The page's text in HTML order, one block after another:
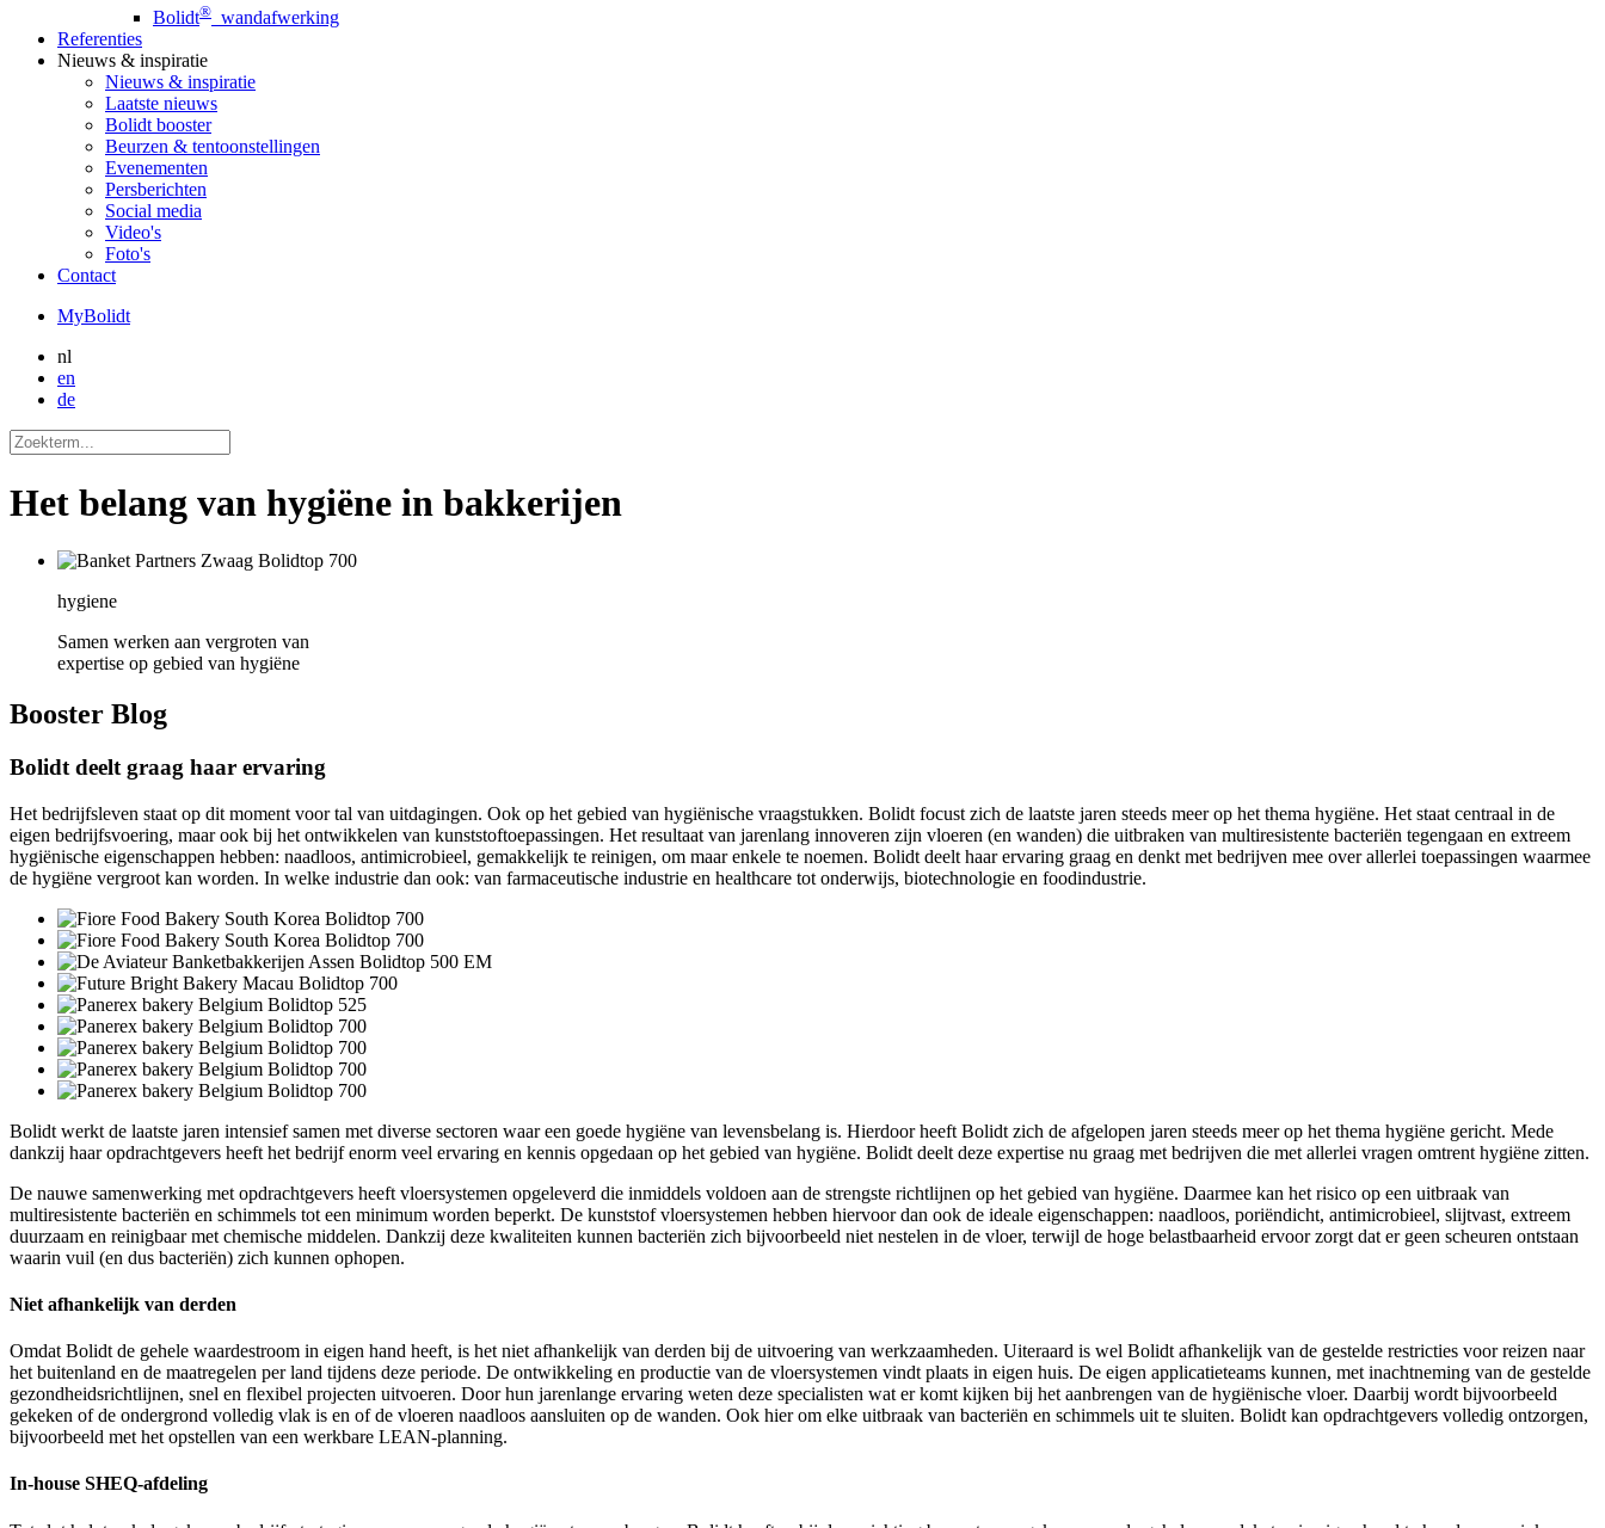
Bolidt® wandafwerking
Referenties
Nieuws & inspiratie
Nieuws & inspiratie
Laatste nieuws
Bolidt booster
Beurzen & tentoonstellingen
Evenementen
Persberichten
Social media
Video's
Foto's
Contact
MyBolidt
nl
en
de
Het belang van hygiëne in bakkerijen
hygiene
Samen werken aan vergroten van
expertise op gebied van hygiëne
Booster Blog
Bolidt deelt graag haar ervaring
Het bedrijfsleven staat op dit moment voor tal van uitdagingen. Ook op het gebied van hygiënische vraagstukken. Bolidt focust zich de laatste jaren steeds meer op het thema hygiëne. Het staat centraal in de
eigen bedrijfsvoering, maar ook bij het ontwikkelen van kunststoftoepassingen. Het resultaat van jarenlang innoveren zijn vloeren (en wanden) die uitbraken van multiresistente bacteriën tegengaan en extreem
hygiënische eigenschappen hebben: naadloos, antimicrobieel, gemakkelijk te reinigen, om maar enkele te noemen. Bolidt deelt haar ervaring graag en denkt met bedrijven mee over allerlei toepassingen waarmee
de hygiëne vergroot kan worden. In welke industrie dan ook: van farmaceutische industrie en healthcare tot onderwijs, biotechnologie en foodindustrie.
Bolidt werkt de laatste jaren intensief samen met diverse sectoren waar een goede hygiëne van levensbelang is. Hierdoor heeft Bolidt zich de afgelopen jaren steeds meer op het thema hygiëne gericht. Mede
dankzij haar opdrachtgevers heeft het bedrijf enorm veel ervaring en kennis opgedaan op het gebied van hygiëne. Bolidt deelt deze expertise nu graag met bedrijven die met allerlei vragen omtrent hygiëne zitten.
De nauwe samenwerking met opdrachtgevers heeft vloersystemen opgeleverd die inmiddels voldoen aan de strengste richtlijnen op het gebied van hygiëne. Daarmee kan het risico op een uitbraak van
multiresistente bacteriën en schimmels tot een minimum worden beperkt. De kunststof vloersystemen hebben hiervoor dan ook de ideale eigenschappen: naadloos, poriëndicht, antimicrobieel, slijtvast, extreem
duurzaam en reinigbaar met chemische middelen. Dankzij deze kwaliteiten kunnen bacteriën zich bijvoorbeeld niet nestelen in de vloer, terwijl de hoge belastbaarheid ervoor zorgt dat er geen scheuren ontstaan
waarin vuil (en dus bacteriën) zich kunnen ophopen.
Niet afhankelijk van derden
Omdat Bolidt de gehele waardestroom in eigen hand heeft, is het niet afhankelijk van derden bij de uitvoering van werkzaamheden. Uiteraard is wel Bolidt afhankelijk van de gestelde restricties voor reizen naar
het buitenland en de maatregelen per land tijdens deze periode. De ontwikkeling en productie van de vloersystemen vindt plaats in eigen huis. De eigen applicatieteams kunnen, met inachtneming van de gestelde
gezondheidsrichtlijnen, snel en flexibel projecten uitvoeren. Door hun jarenlange ervaring weten deze specialisten wat er komt kijken bij het aanbrengen van de hygiënische vloer. Daarbij wordt bijvoorbeeld
gekeken of de ondergrond volledig vlak is en of de vloeren naadloos aansluiten op de wanden. Ook hier om elke uitbraak van bacteriën en schimmels uit te sluiten. Bolidt kan opdrachtgevers volledig ontzorgen,
bijvoorbeeld met het opstellen van een werkbare LEAN-planning.
In-house SHEQ-afdeling